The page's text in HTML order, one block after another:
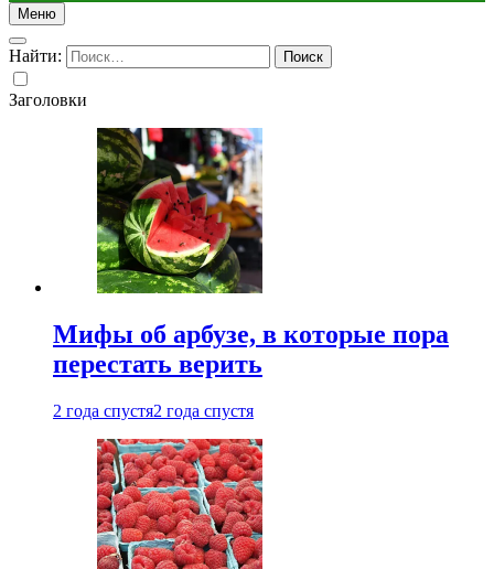
Меню
Найти:
Заголовки
Мифы об арбузе, в которые пора
перестать верить
2 года спустя2 года спустя